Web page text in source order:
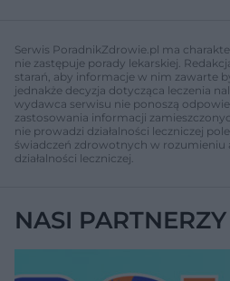
Serwis PoradnikZdrowie.pl ma
nie zastępuje porady lekarskiej.
starań, aby informacje w nim zawarte
jednakże decyzja dotycząca leczenia
wydawca serwisu nie ponoszą
zastosowania informacji
nie prowadzi działalności leczniczej
świadczeń zdrowotnych w rozumieniu
działalności leczniczej.
NASI